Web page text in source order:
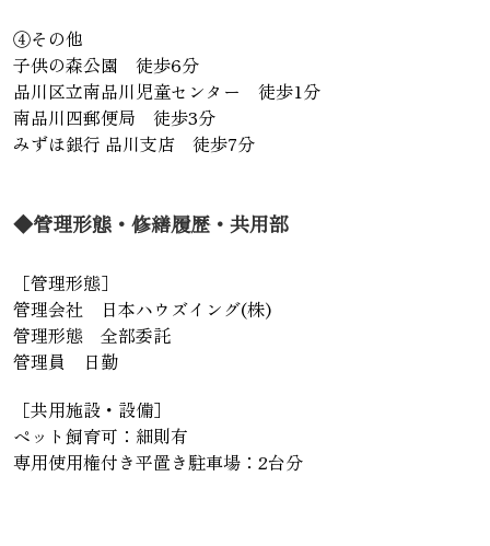
④その他
子供の森公園 徒歩6分
品川区立南品川児童センター 徒歩1分
南品川四郵便局 徒歩3分
みずほ銀行 品川支店 徒歩7分
◆管理形態・修繕履歴・共用部
［管理形態］
管理会社 日本ハウズイング(株)
管理形態 全部委託
管理員 日勤
［共用施設・設備］
ペット飼育可：細則有
専用使用権付き平置き駐車場：2台分